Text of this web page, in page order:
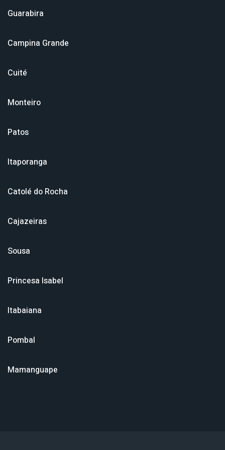
Guarabira
Campina Grande
Cuité
Monteiro
Patos
Itaporanga
Catolé do Rocha
Cajazeiras
Sousa
Princesa Isabel
Itabaiana
Pombal
Mamanguape